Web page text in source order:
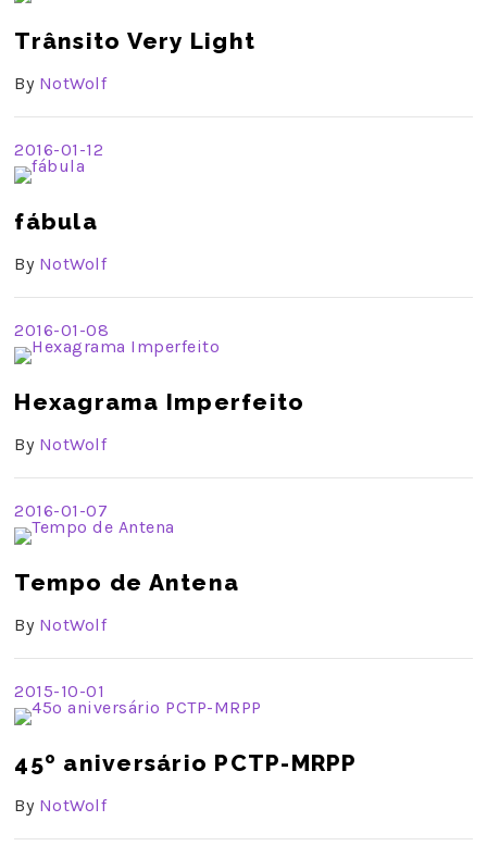
Trânsito Very Light
By NotWolf
2016-01-12
fábula
By NotWolf
2016-01-08
Hexagrama Imperfeito
By NotWolf
2016-01-07
Tempo de Antena
By NotWolf
2015-10-01
45º aniversário PCTP-MRPP
By NotWolf